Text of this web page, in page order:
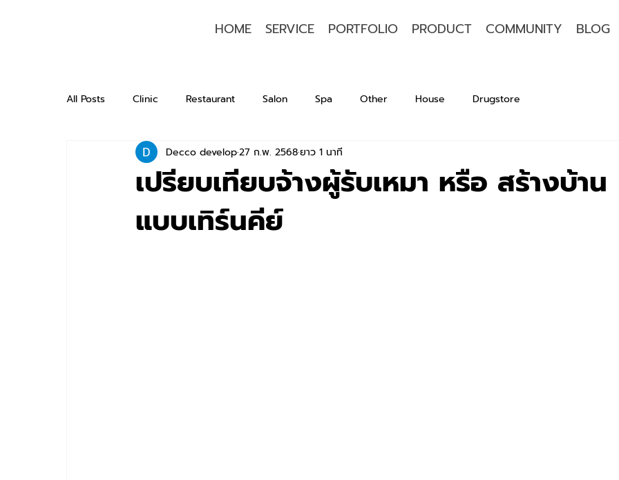
HOME SERVICE PORTFOLIO PRODUCT COMMUNITY BLOG
All Posts Clinic Restaurant Salon Spa Other House Drugstore
เปรียบเทียบจ้างผู้รับเหมา หรือ สร้างบ้าน
แบบเทิร์นคีย์
Decco develop27 ก.พ. 2568ยาว 1 นาที